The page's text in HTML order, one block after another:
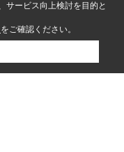
サービス向上検討を目的と
をご確認ください。